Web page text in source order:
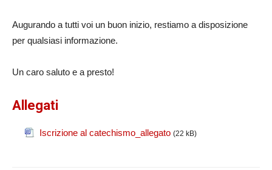
Augurando a tutti voi un buon inizio, restiamo a disposizione
per qualsiasi informazione.
Un caro saluto e a presto!
Allegati
Iscrizione al catechismo_allegato (22 kB)